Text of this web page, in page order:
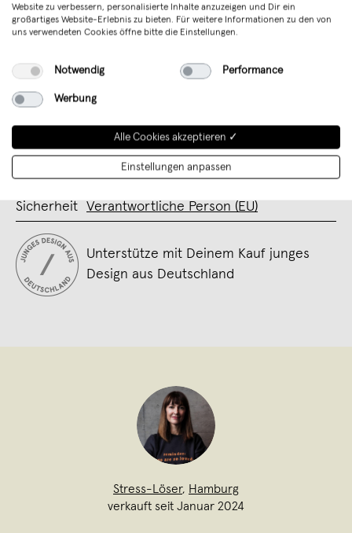
Das Deck: 60 Karten, 1 Booklet
Karten: 70 x 120 mm
Merken
Art. Nr. ISBN 978-3-00-077227-6
Verkäufer Stress-Löser
Sicherheit Verantwortliche Person (EU)
Unterstütze mit Deinem Kauf junges
Design aus Deutschland
Stress-Löser, Hamburg
verkauft seit Januar 2024
Website zu verbessern, personalisierte Inhalte anzuzeigen und Dir ein
großartiges Website-Erlebnis zu bieten. Für weitere Informationen zu den von
uns verwendeten Cookies öffne bitte die Einstellungen.
Notwendig Performance
Werbung
Alle Cookies akzeptieren ✓
Einstellungen anpassen